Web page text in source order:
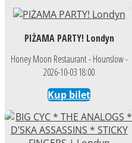
PIŻAMA PARTY! Londyn
Honey Moon Restaurant - Hounslow -
2026-10-03 18:00
Kup bilet